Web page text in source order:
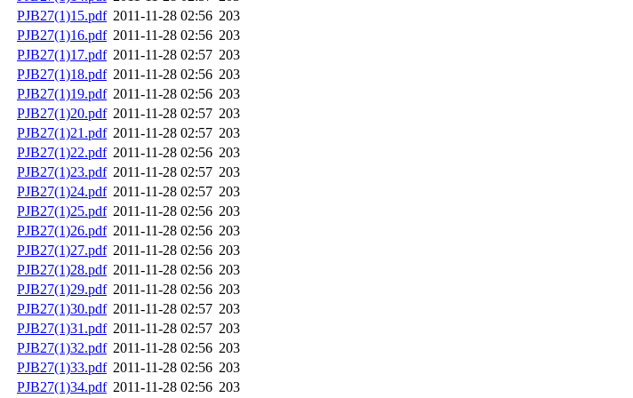
PJB27(1)15.pdf 2011-11-28 02:56 203
PJB27(1)16.pdf 2011-11-28 02:56 203
PJB27(1)17.pdf 2011-11-28 02:57 203
PJB27(1)18.pdf 2011-11-28 02:56 203
PJB27(1)19.pdf 2011-11-28 02:56 203
PJB27(1)20.pdf 2011-11-28 02:57 203
PJB27(1)21.pdf 2011-11-28 02:57 203
PJB27(1)22.pdf 2011-11-28 02:56 203
PJB27(1)23.pdf 2011-11-28 02:57 203
PJB27(1)24.pdf 2011-11-28 02:57 203
PJB27(1)25.pdf 2011-11-28 02:56 203
PJB27(1)26.pdf 2011-11-28 02:56 203
PJB27(1)27.pdf 2011-11-28 02:56 203
PJB27(1)28.pdf 2011-11-28 02:56 203
PJB27(1)29.pdf 2011-11-28 02:56 203
PJB27(1)30.pdf 2011-11-28 02:57 203
PJB27(1)31.pdf 2011-11-28 02:57 203
PJB27(1)32.pdf 2011-11-28 02:56 203
PJB27(1)33.pdf 2011-11-28 02:56 203
PJB27(1)34.pdf 2011-11-28 02:56 203